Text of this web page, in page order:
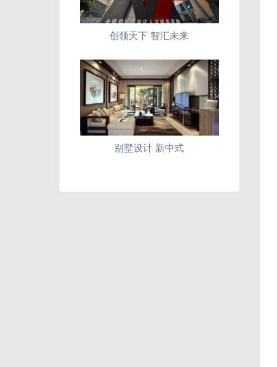
创领天下 智汇未来
别墅设计 新中式